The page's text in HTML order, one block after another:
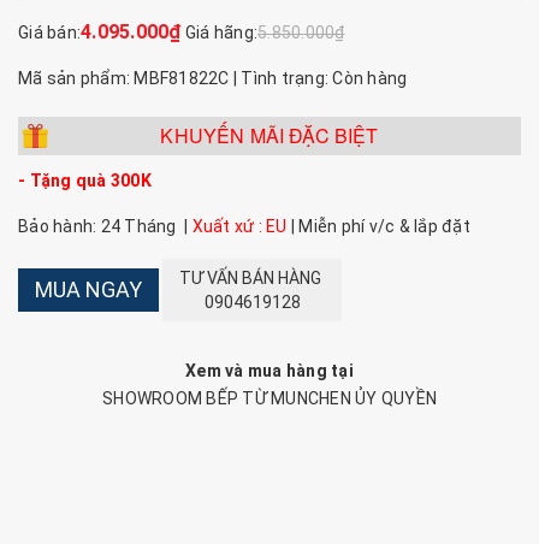
Giá bán:4.095.000₫ Giá hãng:5.850.000₫
Mã sản phẩm: MBF81822C | Tình trạng: Còn hàng
KHUYẾN MÃI ĐẶC BIỆT
- Tặng quà 300K
Bảo hành: 24 Tháng | Xuất xứ : EU | Miễn phí v/c & lắp đặt
MUA NGAY
TƯ VẤN BÁN HÀNG
0904619128
Xem và mua hàng tại
SHOWROOM BẾP TỪ MUNCHEN ỦY QUYỀN